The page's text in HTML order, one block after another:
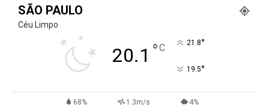
SÃO PAULO
Céu Limpo
20.1 °C 21.8°
19.5°
68% 1.3m/s 4%